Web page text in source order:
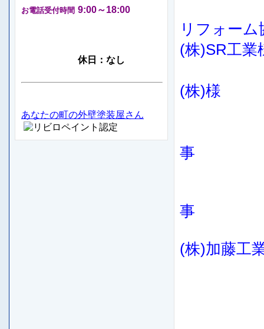
リフォ
(株)SR工業
(株)様
事 石
(株)加藤工
お電話受付時間 9:00～18:00
休日：なし
あなたの町の外壁塗装屋さん